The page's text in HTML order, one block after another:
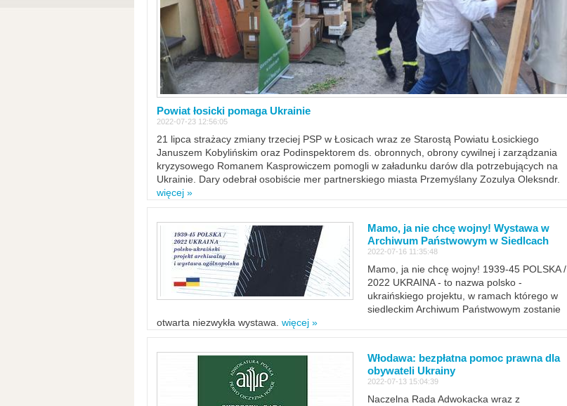
Powiat łosicki pomaga Ukrainie
2022-07-23 12:56:05
21 lipca strażacy zmiany trzeciej PSP w Łosicach wraz ze Starostą Powiatu Łosickiego
Januszem Kobylińskim oraz Podinspektorem ds. obronnych, obrony cywilnej i zarządzania
kryzysowego Romanem Kasprowiczem pomogli w załadunku darów dla potrzebujących na
Ukrainie. Dary odebrał osobiście mer partnerskiego miasta Przemyślany Zozulya Oleksndr.
więcej »
Mamo, ja nie chcę wojny! Wystawa w
Archiwum Państwowym w Siedlcach
2022-07-16 11:35:48
Mamo, ja nie chcę wojny! 1939-45 POLSKA /
2022 UKRAINA - to nazwa polsko -
ukraińskiego projektu, w ramach którego w
siedleckim Archiwum Państwowym zostanie
otwarta niezwykła wystawa. więcej »
Włodawa: bezpłatna pomoc prawna dla
obywateli Ukrainy
2022-07-13 15:04:39
Naczelna Rada Adwokacka wraz z